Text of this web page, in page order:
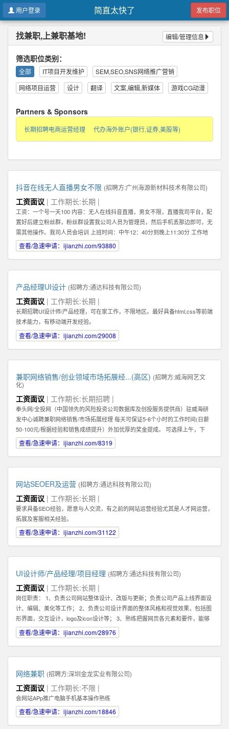
简直太快了
用户登录 发布职位
找兼职,上兼职基地! 编辑/管理信息
筛选职位类别：
全部 IT项目开发维护
SEM,SEO,SNS网络推广营销
网络项目运营
设计 翻译 文案,编辑,新媒体 游戏CG动漫
Partners & Sponsors
长期招聘电商运营经理 代办海外账户(银行,证券,美股等)
抖音在线无人直播男女不限 (招聘方:广州海源新材料技术有限公司)
工资面议 | 工作期长:长期 |
工资：一个号一天100 内容：无人在线抖音直播，男女不限，直播我司平台，配
置好后建立粉丝群，粉丝群设置我公司人员为管理员，然后手机丢那边即可，无
需其他操作。我司人员会培训 上班时间：中午12：40分到晚上11:30分 工作地
点：任意，有网络有电即可 工作要求：配合，如抖音提示需要扫脸配合扫脸 其
他福利：播满10天额外奖励200元 应聘地：全国皆可
查看/急速申请：ijianzhi.com/93880
产品经理UI设计 (招聘方:通达科技有限公司)
工资面议 | 工作期长:长期 |
长期招聘UI设计师/产品经理，可在家工作，不限地区。最好具备html,css等前端
技术能力，有移动端开发经验。
查看/急速申请：ijianzhi.com/29008
兼职网络销售/创业领域市场拓展经...(高区) (招聘方:威海网艺文
化)
工资面议 | 工作期长:长期招聘 |
拳头网/全投网（中国领先的风险投资公司数据库及创投服务提供商）驻威海研
发中心诚聘兼职网络销售/市场拓展经理 每天可保证5-6个小时的工作时间(日薪
50-100元/根据经验和销售成绩提升）外加优厚的奖金提成。 可选择上午，下
午，或晚上工作。 办公地点：高区火炬路169-1号北洋云计算电子创新平台302
室（近山东大学） 1：你必须热爱销售！必须能够真诚，热情地主动联系客户。
而不是只为了眼前的蝇头小利而失去客户对你的信任。 2: 我们需要能和客户建
立长期关系的员工，因此我们希望你也能长期，稳定地在公司发展。你会发现公
司是一个非常大的平台--我们在北京，深圳，香港，韩国都有业务。所以公司会
给你很好的施展空间，因此我们需要你能长期地在公司不断进步！ 3：你必须具
备一种素质。那就是会坚持，坚持，坚持，永不放弃。你必须了解你和客户的关
系是长期的，所以为了建立这种长期稳定的关系，你在一开始的时候要具备百折
不挠，坚持不懈的素质，这样才能逐步取得双方的信任。 4：除了热爱销售，你
大幅提高管理客户的效率和经营业绩。我们希望你具备这种科学化管理的能力。
有这种能力的人才还可以在将来发展成为销售经理，管理一个业务团队。 6：必
须热爱学习，尤其是要对一个特点行业有兴趣，并愿意深入了解一个行业，掌握
关于该行业的专业知识，这样才能真正服务好你的客户。目前我们希望能够找到
对于创业尤其是互联网创业领域有浓厚兴趣或相关经验的人才。 如果你有激
情，有梦想，并对网络销售充满热爱，愿意接受挑战，也能熟悉使用电脑，QQ
等网络工具，那么不论你的学历如何，专业是什么，这些都不重要。我们都欢迎
查看/急速申请：ijianzhi.com/8319
网站SEOER及运营 (招聘方:通达科技有限公司)
工资面议 | 工作期长:长期 |
要求具备SEO经验，愿意与人交流，有之前的网站运营经验尤其是人才网运营，
拓展及客服相关经验。
查看/急速申请：ijianzhi.com/31122
UI设计师/产品经理/项目经理 (招聘方:通达科技有限公司)
工资面议 | 工作期长:长期 |
岗位职责： 1、负责公司网站整体设计、改版与更新；负责公司产品上线界面设
计、编辑、美化等工作； 2、负责公司设计界面的整体风格和视觉效果，包括图
形界面，交互设计，logo及icon设计等； 3、熟练把握网页各元素和要件，能够
独立进行网站美工布局的设计； 4、不断完善和熟悉，负责网站整体架构的设计
和网站风格的把握，界面的视觉规划与创意设计工作； 5、认真做好各类信息和
材； 6、负责公司产品包括网页和手机应用程序等的人机交互界面设计，提高用
户使用体验； 7、根据项目具体要求解决各类UI设计和优化问题。 职位要求：
1、一年以上相关专业工作经验。 2、熟练使用设计工具如Photoshop，
Illustrator，Flash等；掌握HTML，XHTML，CSS，XML，JavaScrip等常用语言
软件。 3、具有丰富的视觉创作经验和独到的审美修养 4、具备优秀的网站整体
策划、设计能力,有丰富的网页设计经验.
查看/急速申请：ijianzhi.com/28976
网络兼职 (招聘方:深圳金龙实业有限公司)
工资面议 | 工作期长:不限 |
会网站APp推广电脑手机基本操作熟练
查看/急速申请：ijianzhi.com/18846